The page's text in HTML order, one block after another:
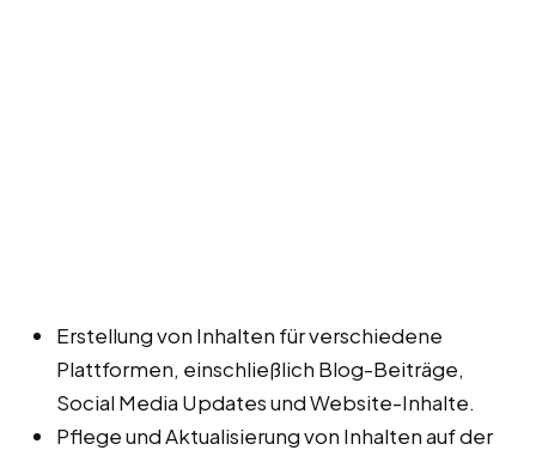
Erstellung von Inhalten für verschiedene
Plattformen, einschließlich Blog-Beiträge,
Social Media Updates und Website-Inhalte.
Pflege und Aktualisierung von Inhalten auf der